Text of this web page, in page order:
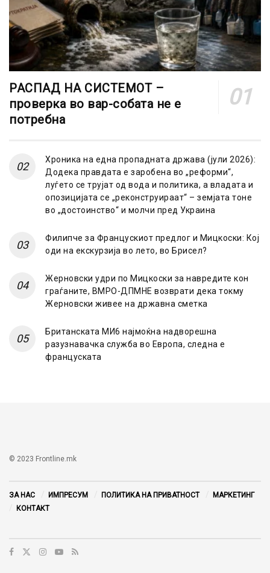
РАСПАД НА СИСТЕМОТ –
проверка во вар-собата не е
потребна
Хроника на една пропадната држава (јули 2026):
Додека правдата е заробена во „реформи“,
луѓето се трујат од вода и политика, а владата и
опозицијата се „реконструираат“ – земјата тоне
во „достоинство“ и молчи пред Украина
Филипче за Францускиот предлог и Мицкоски: Кој
оди на екскурзија во лето, во Брисел?
Жерновски удри по Мицкоски за навредите кон
граѓаните, ВМРО-ДПМНЕ возврати дека токму
Жерновски живее на државна сметка
Британската МИ6 најмоќна надворешна
разузнавачка служба во Европа, следна е
француската
© 2023 Frontline.mk
ЗА НАС ИМПРЕСУМ ПОЛИТИКА НА ПРИВАТНОСТ
МАРКЕТИНГ
КОНТАКТ